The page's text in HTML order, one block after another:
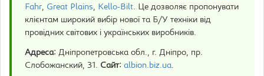
Fahr, Great Plains, Kello-Bilt. Це дозволяє пропонувати
клієнтам широкий вибір нової та Б/У техніки від
провідних світових і українських виробників.
Адреса: Дніпропетровська обл., г. Дніпро, пр.
Слобожанский, 31. Сайт: albion.biz.ua.